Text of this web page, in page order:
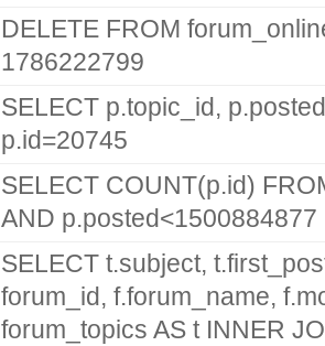
DELETE FROM
1786222799
SELECT p.topic_id,
p.id=20745
SELECT COUNT(p.id)
AND p.posted<1500884877
SELECT t.subject,
forum_id, f.forum_name,
forum_topics AS t INNER